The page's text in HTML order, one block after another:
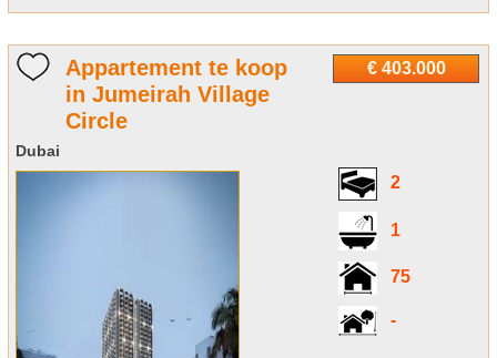
€ 403.000
Appartement te koop
in Jumeirah Village
Circle
Dubai
2
1
75
-